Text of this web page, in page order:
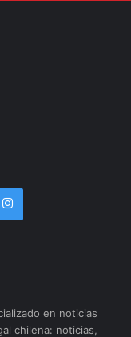
en noticias
chilena: noticias,